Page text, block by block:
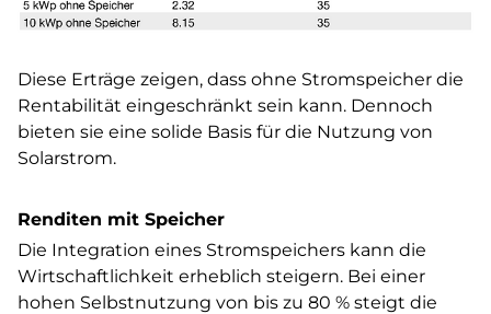
Diese Erträge zeigen, dass ohne Stromspeicher die
Rentabilität eingeschränkt sein kann. Dennoch
bieten sie eine solide Basis für die Nutzung von
Solarstrom.
Renditen mit Speicher
Die Integration eines Stromspeichers kann die
Wirtschaftlichkeit erheblich steigern. Bei einer
hohen Selbstnutzung von bis zu 80 % steigt die